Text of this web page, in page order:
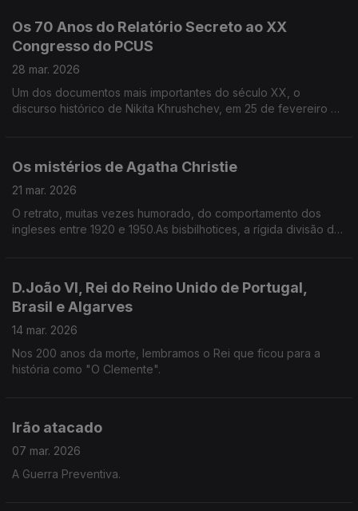
Os 70 Anos do Relatório Secreto ao XX
Congresso do PCUS
28 mar. 2026
Um dos documentos mais importantes do século XX, o
discurso histórico de Nikita Khrushchev, em 25 de fevereiro de
Os mistérios de Agatha Christie
21 mar. 2026
O retrato, muitas vezes humorado, do comportamento dos
ingleses entre 1920 e 1950.As bisbilhotices, a rígida divisão de
D.João VI, Rei do Reino Unido de Portugal,
Brasil e Algarves
14 mar. 2026
Nos 200 anos da morte, lembramos o Rei que ficou para a
história como "O Clemente".
Irão atacado
07 mar. 2026
A Guerra Preventiva.